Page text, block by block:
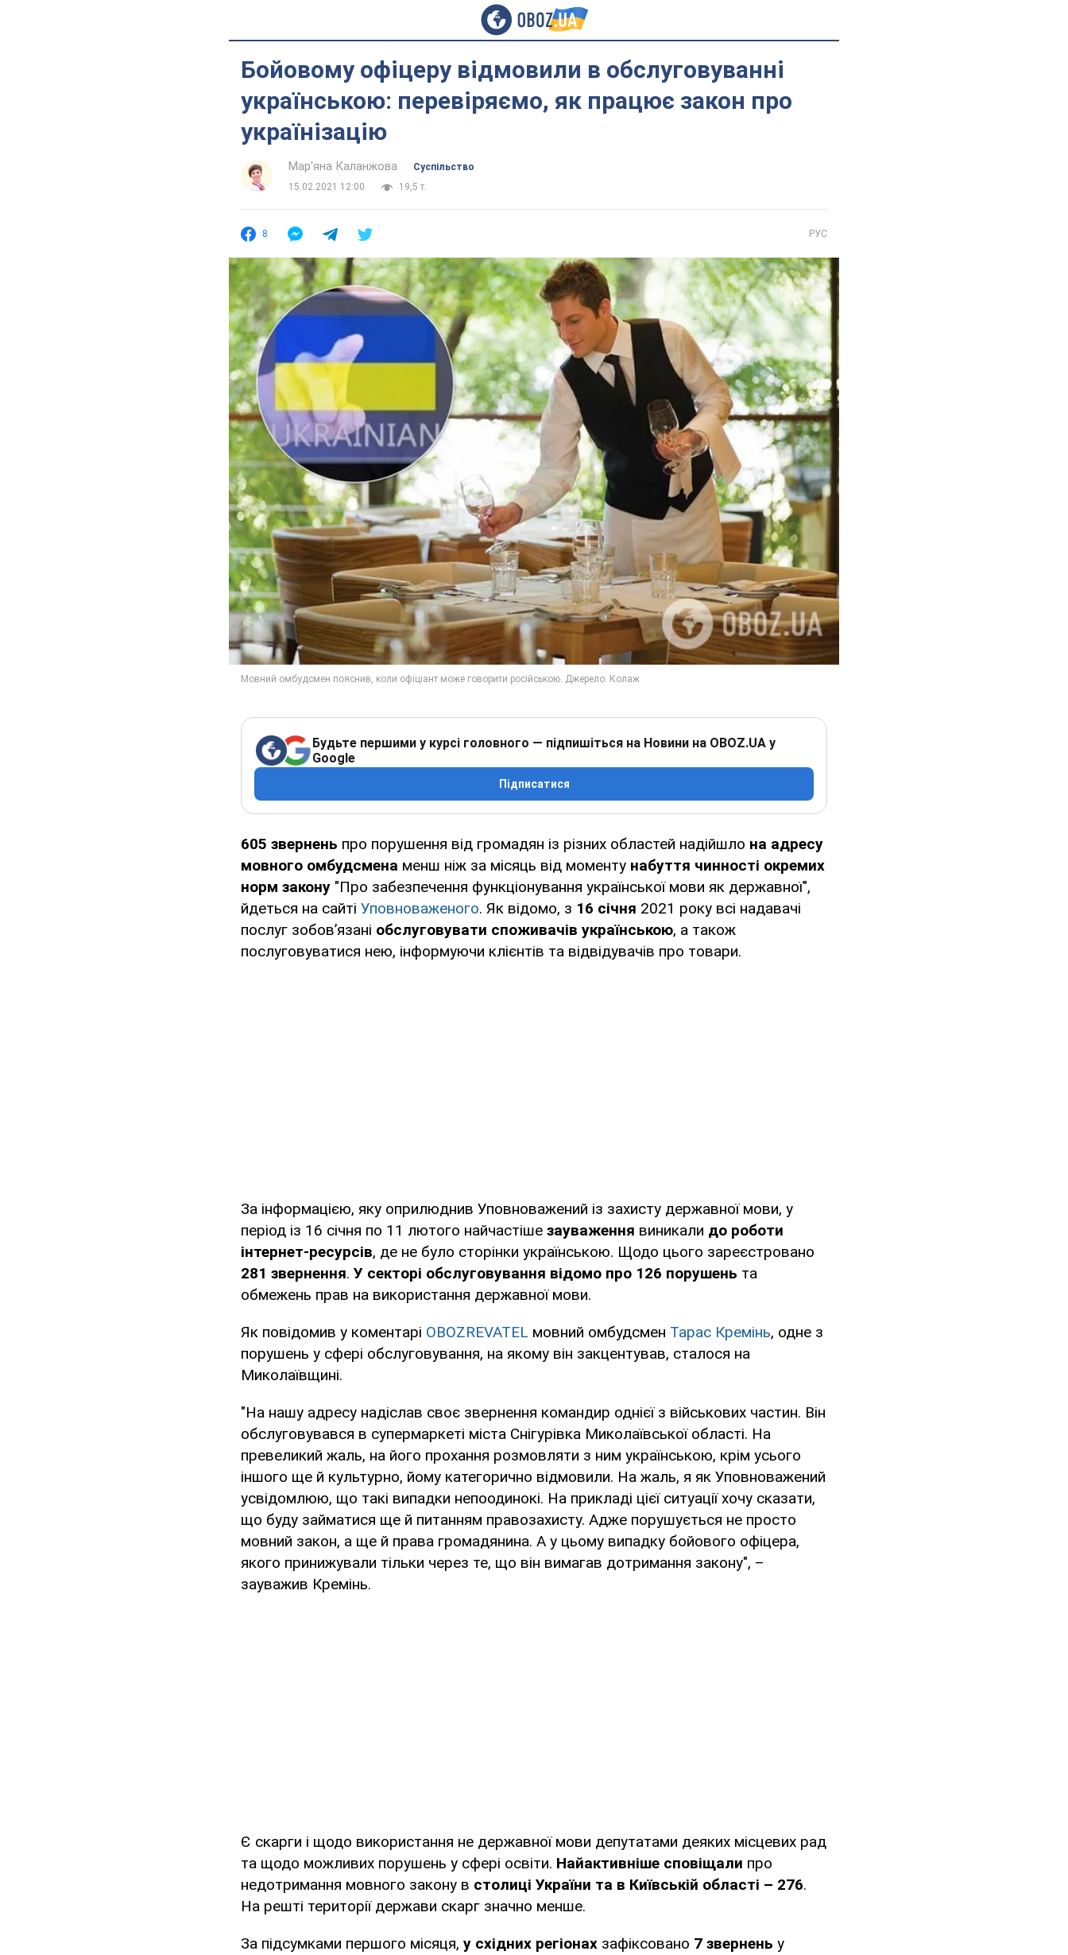
Бойовому офіцеру відмовили в обслуговуванні
українською: перевіряємо, як працює закон про
українізацію
Мар'яна Каланжова
Суспільство
15.02.2021 12:00
19,5 т.
8 РУС
Будьте першими у курсі головного — підпишіться на Новини на OBOZ.UA у
Google
Підписатися
605 звернень про порушення від громадян із різних областей надійшло на адресу
мовного омбудсмена менш ніж за місяць від моменту набуття чинності окремих
норм закону "Про забезпечення функціонування української мови як державної",
йдеться на сайті Уповноваженого. Як відомо, з 16 січня 2021 року всі надавачі
послуг зобов’язані обслуговувати споживачів українською, а також
послуговуватися нею, інформуючи клієнтів та відвідувачів про товари.
За інформацією, яку оприлюднив Уповноважений із захисту державної мови, у
період із 16 січня по 11 лютого найчастіше зауваження виникали до роботи
інтернет-ресурсів, де не було сторінки українською. Щодо цього зареєстровано
281 звернення. У секторі обслуговування відомо про 126 порушень та
обмежень прав на використання державної мови.
Як повідомив у коментарі OBOZREVATEL мовний омбудсмен Тарас Кремінь, одне з
порушень у сфері обслуговування, на якому він закцентував, сталося на
Миколаївщині.
"На нашу адресу надіслав своє звернення командир однієї з військових частин. Він
обслуговувався в супермаркеті міста Снігурівка Миколаївської області. На
превеликий жаль, на його прохання розмовляти з ним українською, крім усього
іншого ще й культурно, йому категорично відмовили. На жаль, я як Уповноважений
усвідомлюю, що такі випадки непоодинокі. На прикладі цієї ситуації хочу сказати,
що буду займатися ще й питанням правозахисту. Адже порушується не просто
мовний закон, а ще й права громадянина. А у цьому випадку бойового офіцера,
якого принижували тільки через те, що він вимагав дотримання закону", –
зауважив Кремінь.
Є скарги і щодо використання не державної мови депутатами деяких місцевих рад
та щодо можливих порушень у сфері освіти. Найактивніше сповіщали про
недотримання мовного закону в столиці України та в Київській області – 276.
На решті території держави скарг значно менше.
За підсумками першого місяця, у східних регіонах зафіксовано 7 звернень у